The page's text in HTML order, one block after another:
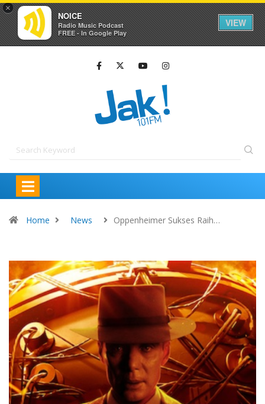
×
NOICE
Radio Music Podcast
FREE - In Google Play
VIEW
Home News Oppenheimer Sukses Raih…